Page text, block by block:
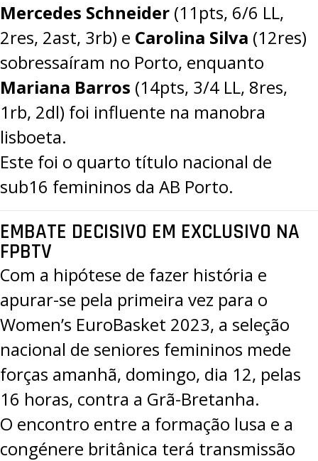
Mercedes Schneider (11pts, 6/6 LL,
2res, 2ast, 3rb) e Carolina Silva (12res)
sobressaíram no Porto, enquanto
Mariana Barros (14pts, 3/4 LL, 8res,
1rb, 2dl) foi influente na manobra
lisboeta.
Este foi o quarto título nacional de
sub16 femininos da AB Porto.
EMBATE DECISIVO EM EXCLUSIVO NA
FPBTV
Com a hipótese de fazer história e
apurar-se pela primeira vez para o
Women’s EuroBasket 2023, a seleção
nacional de seniores femininos mede
forças amanhã, domingo, dia 12, pelas
16 horas, contra a Grã-Bretanha.
O encontro entre a formação lusa e a
congénere britânica terá transmissão